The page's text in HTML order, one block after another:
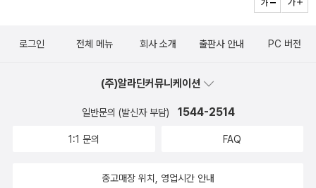
로그인 전체 메뉴 회사 소개 출판사 안내 PC 버전
(주)알라딘커뮤니케이션
일반문의 (발신자 부담) 1544-2514
1:1 문의 FAQ
중고매장 위치, 영업시간 안내